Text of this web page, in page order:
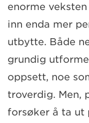
enorme
inn enda mer
utbytte. Både
grundig
oppsett, noe
troverdig. Men,
forsøker å ta ut